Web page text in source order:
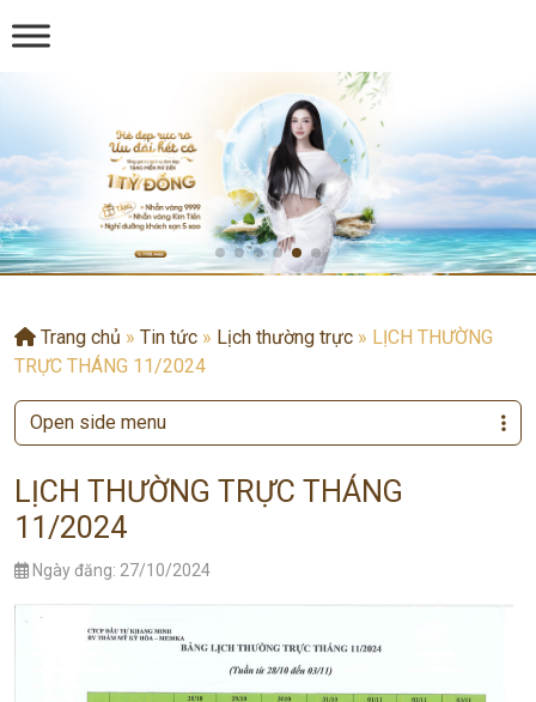
Trang chủ » Tin tức » Lịch thường trực » LỊCH THƯỜNG
TRỰC THÁNG 11/2024
LỊCH THƯỜNG TRỰC THÁNG
11/2024
Ngày đăng: 27/10/2024
Open side menu